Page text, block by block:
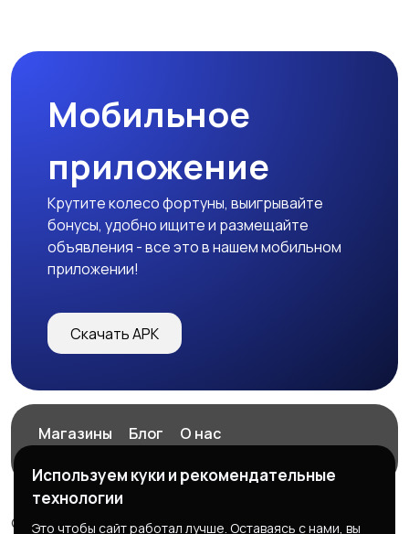
Мобильное
приложение
Крутите колесо фортуны, выигрывайте
бонусы, удобно ищите и размещайте
объявления - все это в нашем мобильном
приложении!
Скачать APK
Магазины Блог
О нас
© 2026 ExZz.ru - Маркетплейс Экспресс Заказ
Используем куки и рекомендательные
технологии
Это чтобы сайт работал лучше. Оставаясь с нами, вы